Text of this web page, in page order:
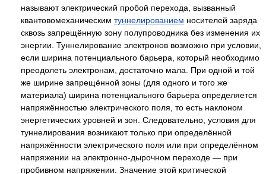
называют электрический пробой перехода, вызванный
квантовомеханическим туннелированием носителей заряда
сквозь запрещённую зону полупроводника без изменения их
энергии. Туннелирование электронов возможно при условии,
если ширина потенциального барьера, который необходимо
преодолеть электронам, достаточно мала. При одной и той
же ширине запрещённой зоны (для одного и того же
материала) ширина потенциального барьера определяется
напряжённостью электрического поля, то есть наклоном
энергетических уровней и зон. Следовательно, условия для
туннелирования возникают только при определённой
напряжённости электрического поля или при определённом
напряжении на электронно-дырочном переходе — при
пробивном напряжении. Значение этой критической